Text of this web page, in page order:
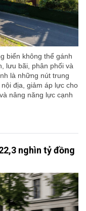
biển không thể gánh
lưu bãi, phân phối và
là những nút trung
địa, giảm áp lực cho
nâng năng lực cạnh
nghìn tỷ đồng